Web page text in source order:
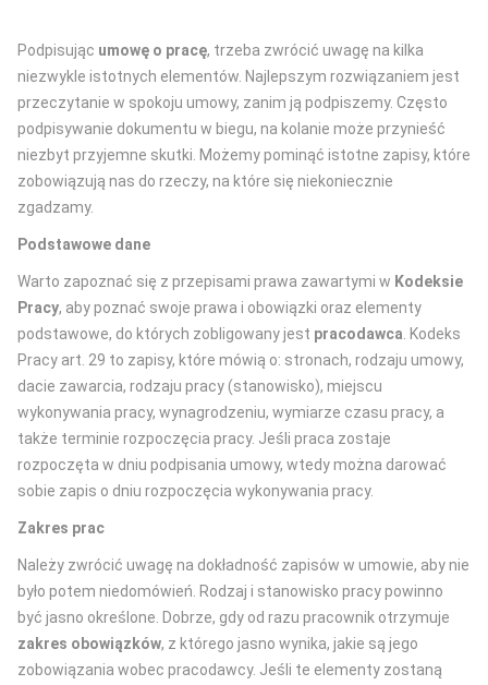
Podpisując umowę o pracę, trzeba zwrócić uwagę na kilka
niezwykle istotnych elementów. Najlepszym rozwiązaniem jest
przeczytanie w spokoju umowy, zanim ją podpiszemy. Często
podpisywanie dokumentu w biegu, na kolanie może przynieść
niezbyt przyjemne skutki. Możemy pominąć istotne zapisy, które
zobowiązują nas do rzeczy, na które się niekoniecznie
zgadzamy.
Podstawowe dane
Warto zapoznać się z przepisami prawa zawartymi w Kodeksie
Pracy, aby poznać swoje prawa i obowiązki oraz elementy
podstawowe, do których zobligowany jest pracodawca . Kodeks
Pracy art. 29 to zapisy, które mówią o: stronach, rodzaju umowy,
dacie zawarcia, rodzaju pracy (stanowisko), miejscu
wykonywania pracy, wynagrodzeniu, wymiarze czasu pracy, a
także terminie rozpoczęcia pracy. Jeśli praca zostaje
rozpoczęta w dniu podpisania umowy, wtedy można darować
sobie zapis o dniu rozpoczęcia wykonywania pracy.
Zakres prac
Należy zwrócić uwagę na dokładność zapisów w umowie, aby nie
było potem niedomówień. Rodzaj i stanowisko pracy powinno
być jasno określone. Dobrze, gdy od razu pracownik otrzymuje
zakres obowiązków, z którego jasno wynika, jakie są jego
zobowiązania wobec pracodawcy. Jeśli te elementy zostaną